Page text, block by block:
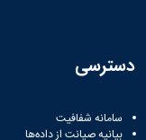
دسترسی
سامانه شفافیت
بیانیه صیانت از داده‌ها